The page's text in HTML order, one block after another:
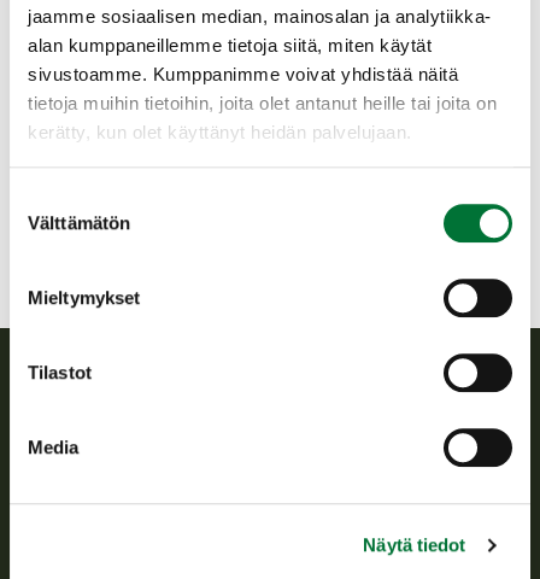
jaamme sosiaalisen median, mainosalan ja analytiikka-
alan kumppaneillemme tietoja siitä, miten käytät
sivustoamme. Kumppanimme voivat yhdistää näitä
tietoja muihin tietoihin, joita olet antanut heille tai joita on
kerätty, kun olet käyttänyt heidän palvelujaan.
valinta
Välttämätön
Mieltymykset
Tilastot
Media
Näytä tiedot
Vaasan seudun riistanhoitoyhdistys
Rannikko-Pohjanmaa
+358 45 1035450
Suomen riistakeskus edistää kestävää riistataloutta, tukee